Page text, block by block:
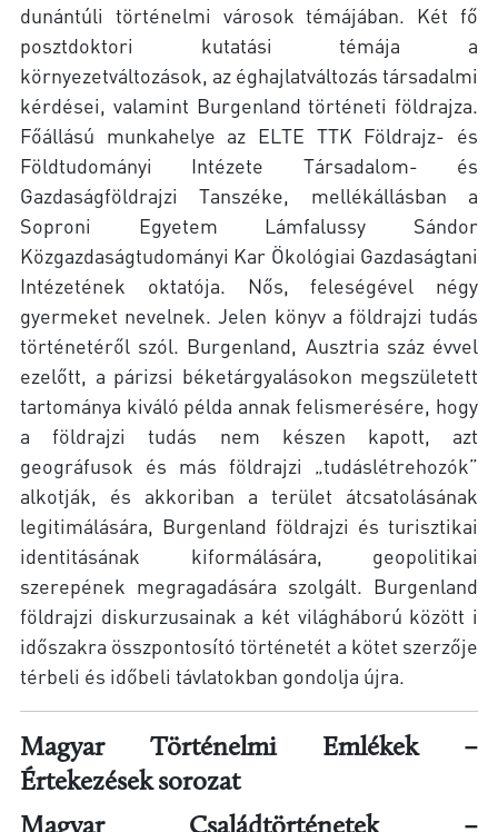
dunántúli történelmi városok témájában. Két fő
posztdoktori kutatási témája a
környezetváltozások, az éghajlatváltozás társadalmi
kérdései, valamint Burgenland történeti földrajza.
Főállású munkahelye az ELTE TTK Földrajz- és
Földtudományi Intézete Társadalom- és
Gazdaságföldrajzi Tanszéke, mellékállásban a
Soproni Egyetem Lámfalussy Sándor
Közgazdaságtudományi Kar Ökológiai Gazdaságtani
Intézetének oktatója. Nős, feleségével négy
gyermeket nevelnek. Jelen könyv a földrajzi tudás
történetéről szól. Burgenland, Ausztria száz évvel
ezelőtt, a párizsi béketárgyalásokon megszületett
tartománya kiváló példa annak felismerésére, hogy
a földrajzi tudás nem készen kapott, azt
geográfusok és más földrajzi „tudáslétrehozók”
alkotják, és akkoriban a terület átcsatolásának
legitimálására, Burgenland földrajzi és turisztikai
identitásának kiformálására, geopolitikai
szerepének megragadására szolgált. Burgenland
földrajzi diskurzusainak a két világháború között i
időszakra összpontosító történetét a kötet szerzője
térbeli és időbeli távlatokban gondolja újra.
Magyar Történelmi Emlékek –
Értekezések sorozat